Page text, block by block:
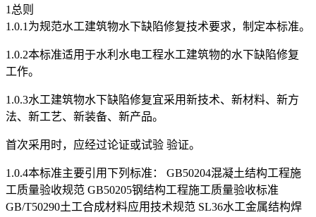
1总则
1.0.1为规范水工建筑物水下缺陷修复技术要求，制定本标准。
1.0.2本标准适用于水利水电工程水工建筑物的水下缺陷修复
工作。
1.0.3水工建筑物水下缺陷修复宜采用新技术、新材料、新方
法、新工艺、新装备、新产品。
首次采用时，应经过论证或试验 验证。
1.0.4本标准主要引用下列标准： GB50204混凝土结构工程施
工质量验收规范 GB50205钢结构工程施工质量验收标准
GB/T50290土工合成材料应用技术规范 SL36水工金属结构焊